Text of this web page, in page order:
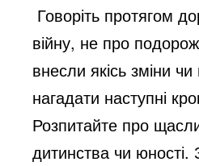
Говоріть протягом
війну, не про
внесли якісь зміни
нагадати наступні
Розпитайте про
дитинства чи юності.